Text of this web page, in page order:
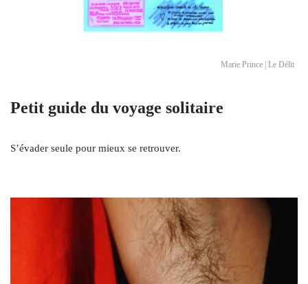
Marie Prince | Le Délit
Petit guide du voyage solitaire
S’évader seule pour mieux se retrouver.